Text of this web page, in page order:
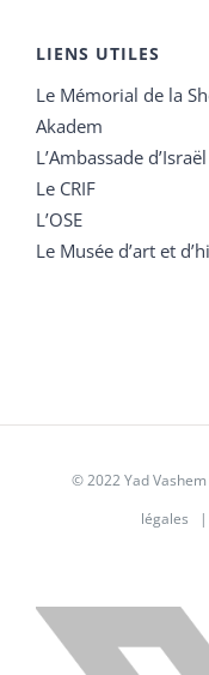
LIENS UTILES
Le Mémorial de la
Akadem
L’Ambassade d’Israël
Le CRIF
L’OSE
Le Musée d’art et
© 2022 Yad
légales
X